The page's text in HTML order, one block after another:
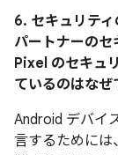
6. セキュリテ
パートナーの
Pixel のセキュ
ているのはなぜ
Android デバイ
言するためには